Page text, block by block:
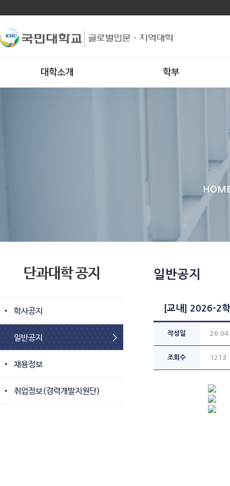
대학소개 학부
단과대학 공지
학사공지
일반공지
채용정보
취업정보(경력개발지원단)
일반공지
[교내] 2026-2
작성일
조회수 1213